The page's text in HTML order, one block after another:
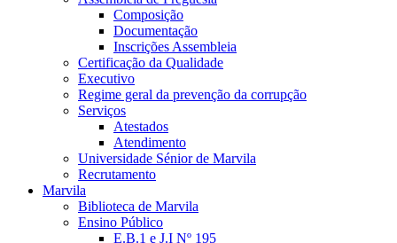
Composição
Documentação
Inscrições Assembleia
Certificação da Qualidade
Executivo
Regime geral da prevenção da corrupção
Serviços
Atestados
Atendimento
Universidade Sénior de Marvila
Recrutamento
Marvila
Biblioteca de Marvila
Ensino Público
E.B.1 e J.I Nº 195